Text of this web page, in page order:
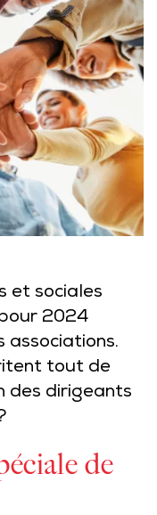
et sociales
2024
associations.
tout de
des dirigeants
de